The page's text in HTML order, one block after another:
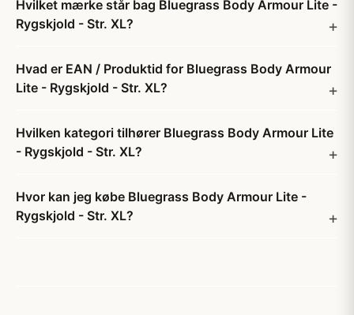
Hvilket mærke står bag Bluegrass Body Armour Lite -
Rygskjold - Str. XL?
Hvad er EAN / Produktid for Bluegrass Body Armour
Lite - Rygskjold - Str. XL?
Hvilken kategori tilhører Bluegrass Body Armour Lite
- Rygskjold - Str. XL?
Hvor kan jeg købe Bluegrass Body Armour Lite -
Rygskjold - Str. XL?